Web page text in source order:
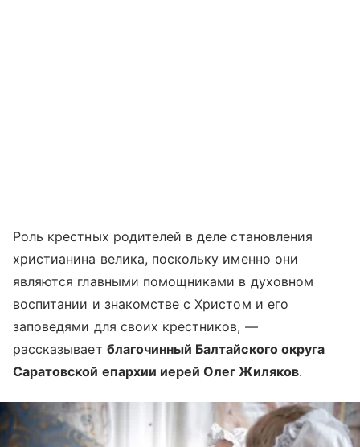
Роль крестных родителей в деле становления
христианина велика, поскольку именно они
являются главными помощниками в духовном
воспитании и знакомстве с Христом и его
заповедями для своих крестников, —
рассказывает благочинный Балтайского округа
Саратовской епархии иерей Олег Жиляков.